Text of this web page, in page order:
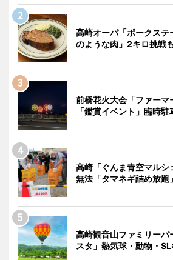
高崎オーパ「ポークス
のような肉」2キロ挑戦
前橋花火大会「ファーマ
「鑑賞イベント」臨時駐
高崎「ぐんま青空マル
無法「タマネギ詰め放題
高崎観音山ファミリーパ
スタ」熱気球・動物・